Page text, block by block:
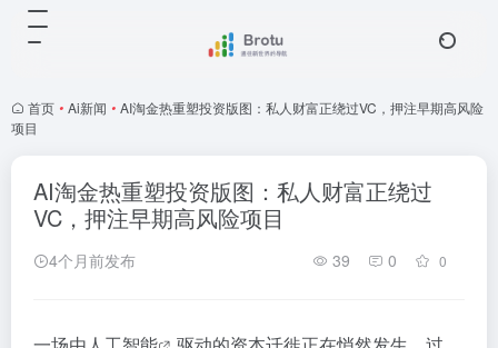
首页 • Ai新闻 • AI淘金热重塑投资版图：私人财富正绕过VC，押注早期高风险
项目
AI淘金热重塑投资版图：私人财富正绕过
VC，押注早期高风险项目
4个月前发布 39 0 0